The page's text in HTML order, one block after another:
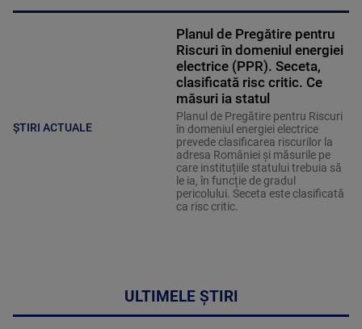
ȘTIRI ACTUALE
Planul de Pregătire pentru
Riscuri în domeniul energiei
electrice (PPR). Seceta,
clasificată risc critic. Ce
măsuri ia statul
Planul de Pregătire pentru Riscuri
în domeniul energiei electrice
prevede clasificarea riscurilor la
adresa României și măsurile pe
care instituțiile statului trebuia să
le ia, în funcție de gradul
pericolului. Seceta este clasificată
ca risc critic.
ULTIMELE ȘTIRI